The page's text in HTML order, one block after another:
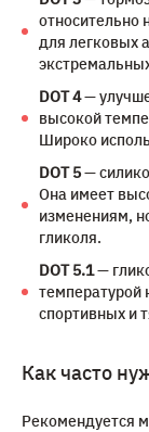
относительно
для легковых
DOT 4—
высокой
Широко
DOT 5—
Она имеет
изменениям,
гликоля.
DOT 5.1—
температурой
спортивных и
Как часто
Рекомендуется